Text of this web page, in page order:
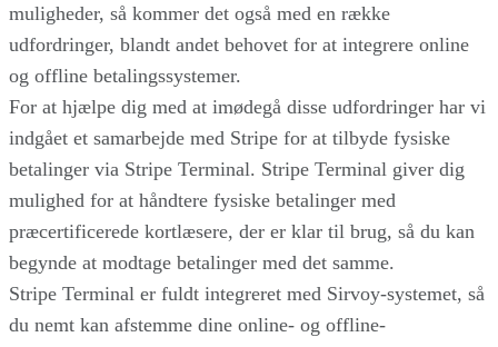
muligheder, så kommer det også med en række
udfordringer, blandt andet behovet for at integrere online
og offline betalingssystemer.
For at hjælpe dig med at imødegå disse udfordringer har vi
indgået et samarbejde med Stripe for at tilbyde fysiske
betalinger via Stripe Terminal. Stripe Terminal giver dig
mulighed for at håndtere fysiske betalinger med
præcertificerede kortlæsere, der er klar til brug, så du kan
begynde at modtage betalinger med det samme.
Stripe Terminal er fuldt integreret med Sirvoy-systemet, så
du nemt kan afstemme dine online- og offline-